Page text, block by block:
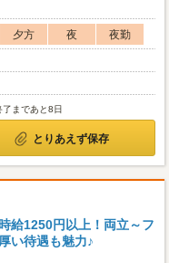
夕方 夜
夜勤
了まであと8日
とりあえず保存
給1250円以上！両立～フ
い待遇も魅力♪